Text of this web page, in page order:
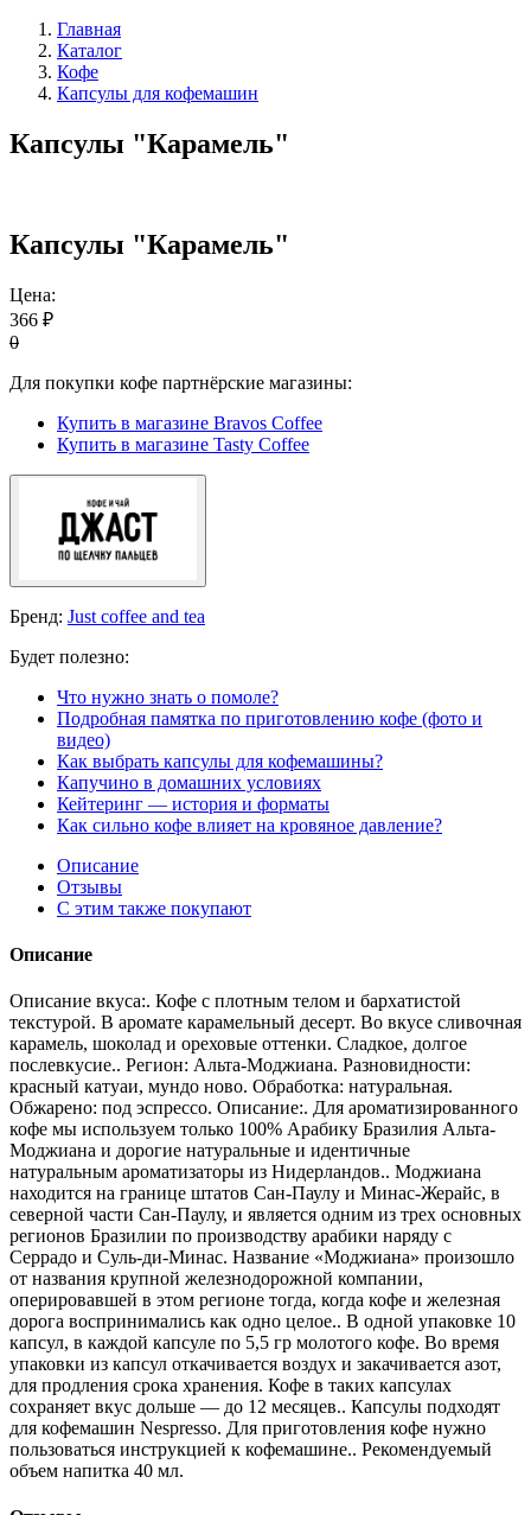
Главная
Каталог
Кофе
Капсулы для кофемашин
Капсулы "Карамель"
Капсулы "Карамель"
Цена:
366 ₽
0
Для покупки кофе партнёрские магазины:
Купить в магазине Bravos Coffee
Купить в магазине Tasty Coffee
Бренд: Just coffee and tea
Будет полезно:
Что нужно знать о помоле?
Подробная памятка по приготовлению кофе (фото и
видео)
Как выбрать капсулы для кофемашины?
Капучино в домашних условиях
Кейтеринг — история и форматы
Как сильно кофе влияет на кровяное давление?
Описание
Отзывы
С этим также покупают
Описание
Описание вкуса:. Кофе с плотным телом и бархатистой
текстурой. В аромате карамельный десерт. Во вкусе сливочная
карамель, шоколад и ореховые оттенки. Сладкое, долгое
послевкусие.. Регион: Альта-Моджиана. Разновидности:
красный катуаи, мундо ново. Обработка: натуральная.
Обжарено: под эспрессо. Описание:. Для ароматизированного
кофе мы используем только 100% Арабику Бразилия Альта-
Моджиана и дорогие натуральные и идентичные
натуральным ароматизаторы из Нидерландов.. Моджиана
находится на границе штатов Сан-Паулу и Минас-Жерайс, в
северной части Сан-Паулу, и является одним из трех основных
регионов Бразилии по производству арабики наряду с
Серрадо и Суль-ди-Минас. Название «Моджиана» произошло
от названия крупной железнодорожной компании,
оперировавшей в этом регионе тогда, когда кофе и железная
дорога воспринимались как одно целое.. В одной упаковке 10
капсул, в каждой капсуле по 5,5 гр молотого кофе. Во время
упаковки из капсул откачивается воздух и закачивается азот,
для продления срока хранения. Кофе в таких капсулах
сохраняет вкус дольше — до 12 месяцев.. Капсулы подходят
для кофемашин Nespresso. Для приготовления кофе нужно
пользоваться инструкцией к кофемашине.. Рекомендуемый
объем напитка 40 мл.